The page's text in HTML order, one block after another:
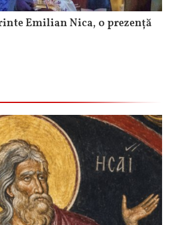
Emilian Nica, o prezență